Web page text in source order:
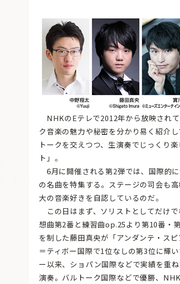
NHKのEテレで2012年から放映され
ク音楽の魅力や秘密を分かり易く紹介
トークを交えつつ、生演奏でじっくり
ト」。
6月に開催される第2弾では、国際的
の名曲を特集する。ステージの司会も
大の音楽好きを自認しているのだ。
この日はまず、ソリストとしてだけ
想曲第2番と練習曲op.25より第10番・
を制した藤田真央が「アンダンテ・ス
＝ティボー国際で1位なしの第3位に輝
ー以来、ショパン国際などで実績を重
演奏。バルトーク国際などで優勝、